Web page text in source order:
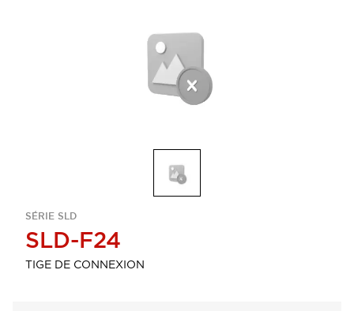
SÉRIE SLD
SLD-F24
TIGE DE CONNEXION